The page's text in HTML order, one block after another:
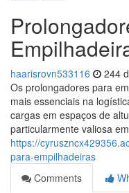
haarisrovn533116 244
Os prolongadores para
mais essenciais na
cargas em espaços de
particularmente valiosa em
https://
para-empilhadeiras
Comments